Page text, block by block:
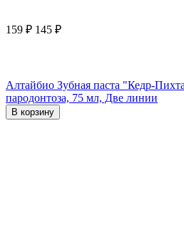
159 ₽ 145 ₽
Алтайбио Зубная паста "Кедр-
пародонтоза, 75 мл, Две линии
В корзину